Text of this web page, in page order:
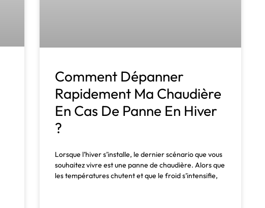
Comment Dépanner
Rapidement Ma Chaudière
En Cas De Panne En Hiver
?
Lorsque l’hiver s’installe, le dernier scénario que vous
souhaitez vivre est une panne de chaudière. Alors que
les températures chutent et que le froid s’intensifie,